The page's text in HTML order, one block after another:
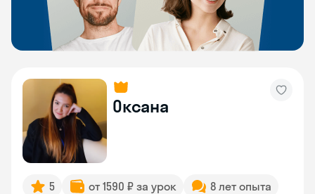
Оксана
5 от 1590 ₽ за урок 8 лет опыта